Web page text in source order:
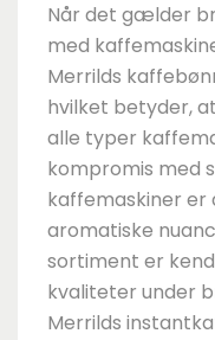
Når det gælder
med
Merrilds
hvilket betyder,
alle typer
kompromis med
kaffemaskiner
aromatiske
sortiment er
kvaliteter under
Merrilds